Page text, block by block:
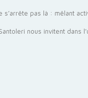
s’arrête pas là : mêlant
nous invitent dans